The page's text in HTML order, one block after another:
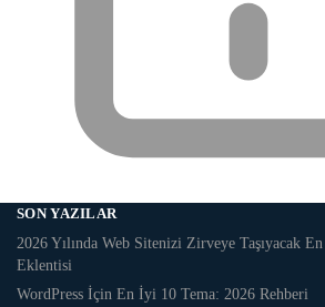
SON YAZILAR
2026 Yılında Web Sitenizi Zirveye Taşıyacak
Eklentisi
WordPress İçin En İyi 10 Tema: 2026 Rehberi